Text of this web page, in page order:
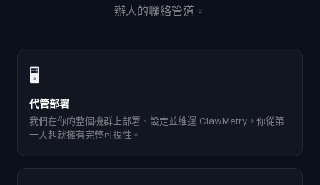
辦人的聯絡管道。
🖥
代管部署
我們在你的整個機群上部署、設定並維運 ClawMetry。你從第
一天起就擁有完整可視性。